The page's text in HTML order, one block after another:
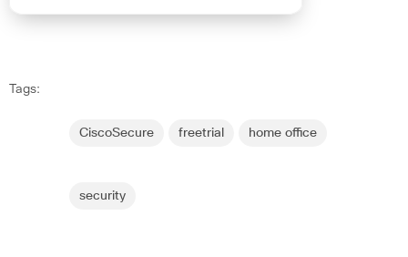
Tags:
CiscoSecure freetrial home office
security